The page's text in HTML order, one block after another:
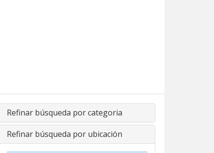
Refinar búsqueda por categoria
Refinar búsqueda por ubicación